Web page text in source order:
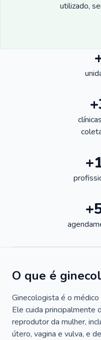
utilizado,
O que é
Ginecologista é o
Ele cuida principalmente
reprodutor da mulher,
útero, vagina e vulva, e